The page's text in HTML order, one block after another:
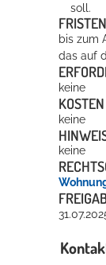
soll.
FRISTEN
bis zum
das auf
keine
KOSTEN
keine
keine